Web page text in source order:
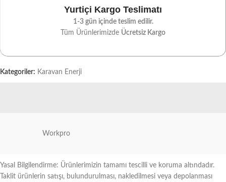
Yurtiçi Kargo Teslimatı
1-3 gün içinde teslim edilir.
Tüm Ürünlerimizde Ücretsiz Kargo
Kategoriler: Karavan Enerji
Workpro
Yasal Bilgilendirme: Ürünlerimizin tamamı tescilli ve koruma altındadır.
Taklit ürünlerin satışı, bulundurulması, nakledilmesi veya depolanması